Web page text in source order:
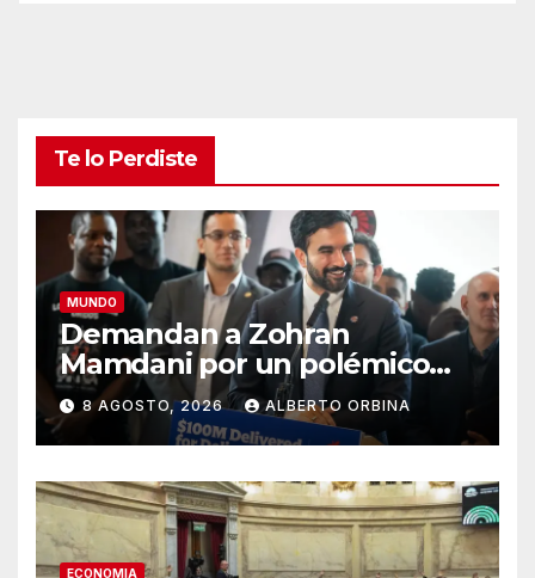
Te lo Perdiste
MUNDO
Demandan a Zohran
Mamdani por un polémico
impuesto inmobiliario que
podría afectar a miles de
personas
8 AGOSTO, 2026 ALBERTO ORBINA
ECONOMIA